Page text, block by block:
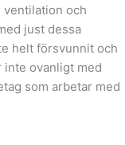
ventilation och
just dessa
helt försvunnit och
ovanligt med
som arbetar med